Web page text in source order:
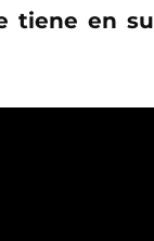
tiene en su